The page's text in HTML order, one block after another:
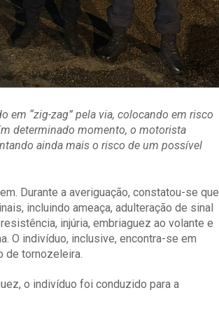
em “zig-zag” pela via, colocando em risco
determinado momento, o motorista
ainda mais o risco de um possível
Durante a averiguação, constatou-se que
incluindo ameaça, adulteração de sinal
injúria, embriaguez ao volante e
O indivíduo, inclusive, encontra-se em
de tornozeleira.
o indivíduo foi conduzido para a